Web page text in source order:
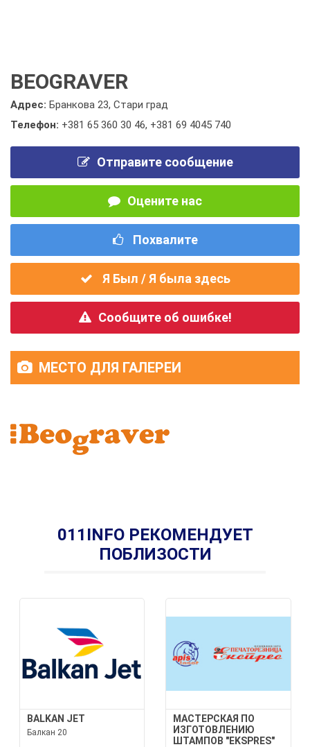
BEOGRAVER
Адрес: Бранкова 23, Стари град
Телефон: +381 65 360 30 46, +381 69 4045 740
Отправите сообщение
Оцените нас
Похвалите
Я Был / Я была здесь
Сообщите об ошибке!
МЕСТО ДЛЯ ГАЛЕРЕИ
011INFO РЕКОМЕНДУЕТ
ПОБЛИЗОСТИ
BALKAN JET
Балкан 20
МАСТЕРСКАЯ ПО
ИЗГОТОВЛЕНИЮ
ШТАМПОВ "EKSPRES"